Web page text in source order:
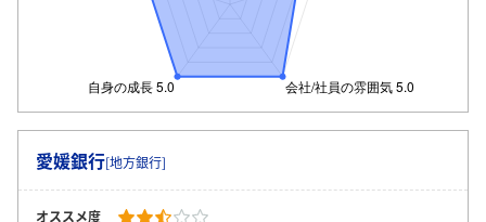
愛媛銀行[地方銀行]
オススメ度 ログイン・会員登録